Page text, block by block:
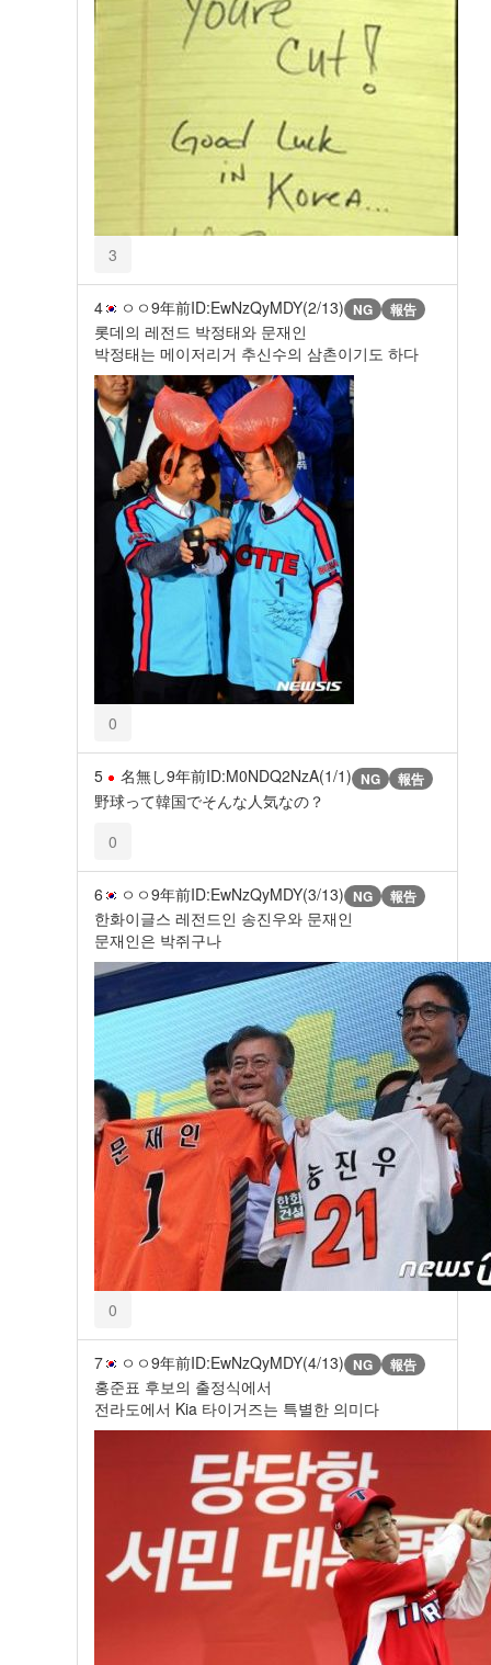
3
4 ㅇㅇ9年前ID:EwNzQyMDY(2/13) NG 報告
롯데의 레전드 박정태와 문재인
박정태는 메이저리거 추신수의 삼촌이기도 하다
0
5 名無し9年前ID:M0NDQ2NzA(1/1) NG 報告
野球って韓国でそんな人気なの？
0
6 ㅇㅇ9年前ID:EwNzQyMDY(3/13) NG 報告
한화이글스 레전드인 송진우와 문재인
문재인은 박쥐구나
0
7 ㅇㅇ9年前ID:EwNzQyMDY(4/13) NG 報告
홍준표 후보의 출정식에서
전라도에서 Kia 타이거즈는 특별한 의미다